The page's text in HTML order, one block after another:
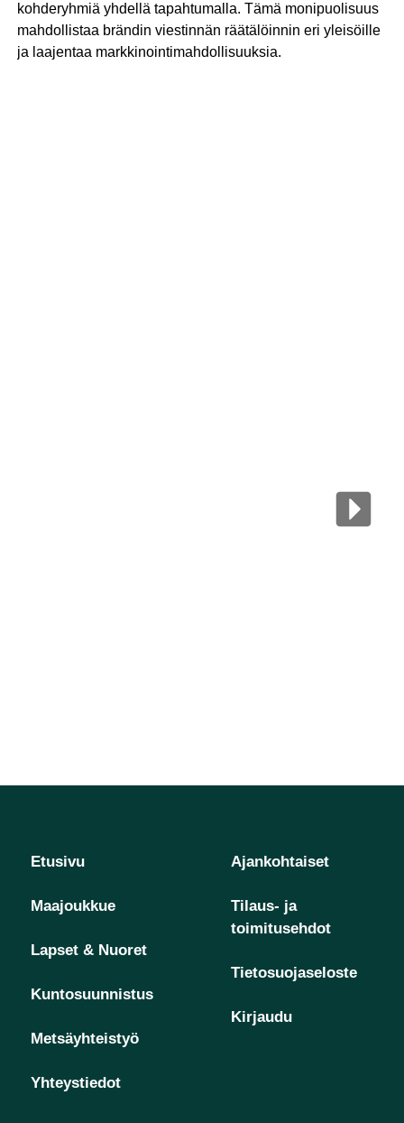
kohderyhmiä yhdellä tapahtumalla. Tämä monipuolisuus
mahdollistaa brändin viestinnän räätälöinnin eri yleisöille
ja laajentaa markkinointimahdollisuuksia.
Etusivu
Maajoukkue
Lapset & Nuoret
Kuntosuunnistus
Metsäyhteistyö
Yhteystiedot
Ajankohtaiset
Tilaus- ja
toimitusehdot
Tietosuojaseloste
Kirjaudu